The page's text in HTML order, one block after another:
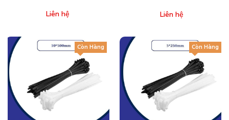
Liên hệ Liên hệ
Còn Hàng Còn Hàng